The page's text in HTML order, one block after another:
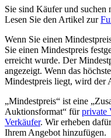
Sie sind Käufer und suchen
Lesen Sie den Artikel zur
Wenn Sie einen
Sie einen Mindestpreis
erreicht wurde. Der
angezeigt. Wenn das
Mindestpreis liegt, wird der
„Mindestpreis“ ist eine
Auktionsformat“ fürprivate
Verkäufer. Wir erheben
Ihrem Angebot hinzufügen.